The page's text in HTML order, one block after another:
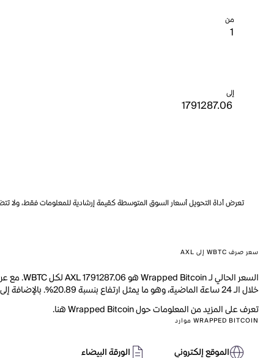
من
إلى
تعرض أداة التحويل أسعار السوق المتوسطة كقيمة إرشادية للمعلومات فقط، ولا
سعر صرف WBTC إلى AXL
خلال الـ 24 ساعة الماضية، وهو ما يمثل ارتفاع بنسبة 20.89%. بالإضافة إلى ذلك، تم تداول 40.21M من WBTC خلال اليوم الماضي.
تعرف على المزيد من المعلومات حول Wrapped Bitcoin هنا.
WRAPPED BITCOIN موارد
الموقع إلكتروني الورقة البيضاء